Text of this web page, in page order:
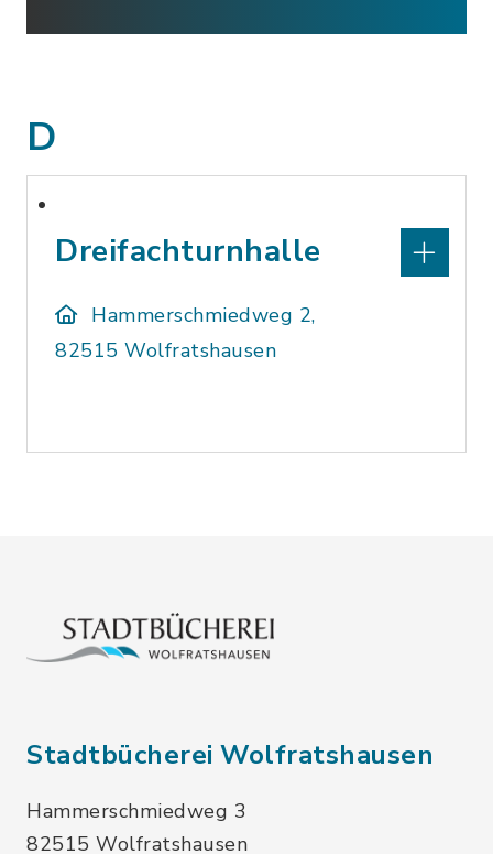
D
Dreifachturnhalle
Hammerschmiedweg 2,
82515 Wolfratshausen
Stadtbücherei Wolfratshausen
Hammerschmiedweg 3
82515 Wolfratshausen